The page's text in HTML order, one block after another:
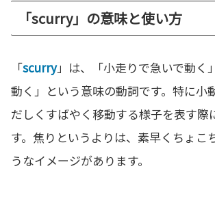
「scurry」の意味と使い方
「scurry」は、「小走りで急いで動く
動く」という意味の動詞です。特に小
だしくすばやく移動する様子を表す際
す。焦りというよりは、素早くちょこ
うなイメージがあります。